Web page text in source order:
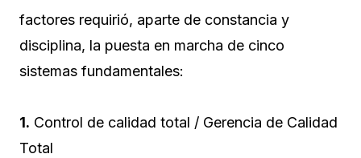
factores requirió, aparte de constancia y
disciplina, la puesta en marcha de cinco
sistemas fundamentales:
1. Control de calidad total / Gerencia de Calidad
Total